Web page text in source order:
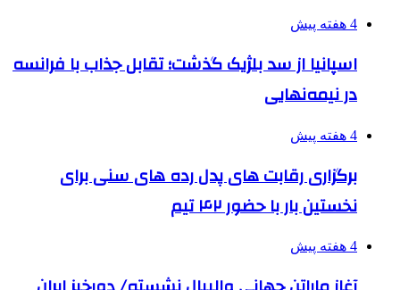
4 هفته پیش
اسپانیا از سد بلژیک گذشت؛ تقابل جذاب با فرانسه
در نیمه‌نهایی
4 هفته پیش
برگزاری رقابت های پدل رده های سنی برای
نخستین بار با حضور ۴۲ تیم
4 هفته پیش